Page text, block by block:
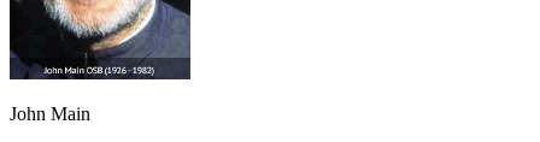
John Main